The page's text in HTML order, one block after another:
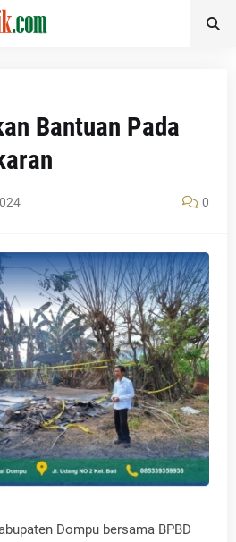
Bantuan Pada
0
Dompu bersama BPBD